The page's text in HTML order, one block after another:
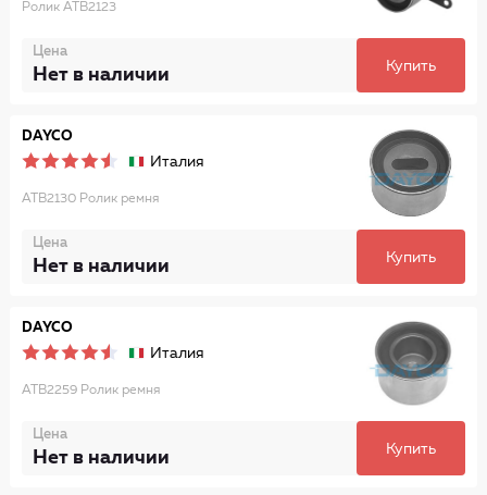
Ролик ATB2123
Цена
Нет в наличии Купить
DAYCO
Италия
ATB2130 Ролик ремня
Цена
Нет в наличии Купить
DAYCO
Италия
ATB2259 Ролик ремня
Цена
Нет в наличии Купить